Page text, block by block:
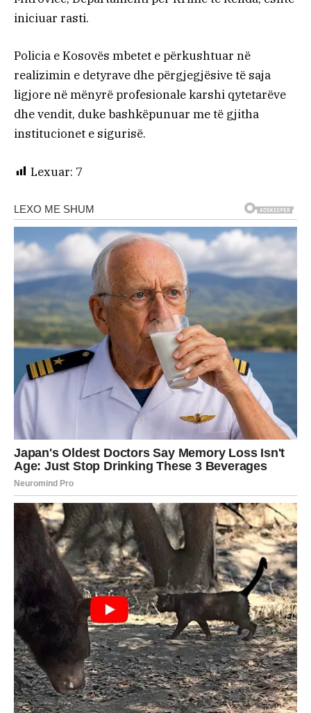
iniciuar rasti.
Policia e Kosovës mbetet e përkushtuar në
realizimin e detyrave dhe përgjegjësive të saja
ligjore në mënyrë profesionale karshi qytetarëve
dhe vendit, duke bashkëpunuar me të gjitha
institucionet e sigurisë.
Lexuar: 7